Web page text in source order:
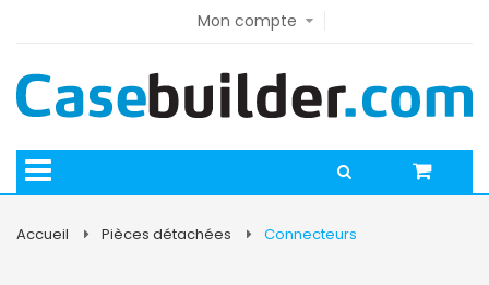
Mon compte
Accueil Pièces détachées Connecteurs